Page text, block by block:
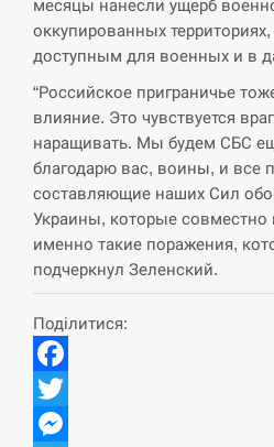
СЕРПЕНЬ
12:53
США обсуждают
Украины, несмотря на
СЕРПЕНЬ
12:40
Латвія готова направити
розблокування
12:23
СЕРПЕНЬ
месяцы нанесли ущерб
оккупированных территориях,
доступным для военных и в
“Российское приграничье
влияние. Это чувствуется
наращивать. Мы будем СБС
благодарю вас, воины, и все
составляющие наших Сил
Украины, которые совместно
именно такие поражения,
подчеркнул Зеленский.
Поділитися:
Facebook
Twitter